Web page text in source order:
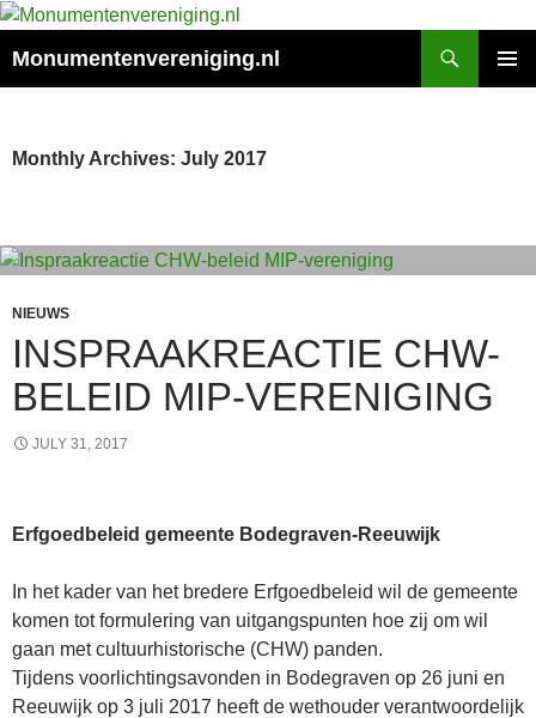
Monumentenvereniging.nl
Monthly Archives: July 2017
NIEUWS
INSPRAAKREACTIE CHW-
BELEID MIP-VERENIGING
JULY 31, 2017
Erfgoedbeleid gemeente Bodegraven-Reeuwijk
In het kader van het bredere Erfgoedbeleid wil de gemeente
komen tot formulering van uitgangspunten hoe zij om wil
gaan met cultuurhistorische (CHW) panden.
Tijdens voorlichtingsavonden in Bodegraven op 26 juni en
Reeuwijk op 3 juli 2017 heeft de wethouder verantwoordelijk